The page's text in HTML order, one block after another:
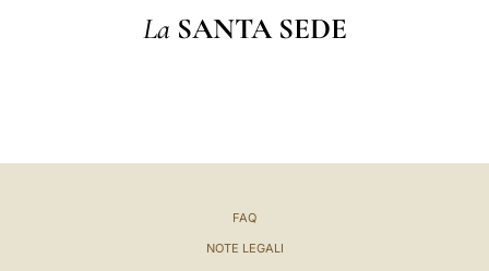
La SANTA SEDE
FAQ
NOTE LEGALI